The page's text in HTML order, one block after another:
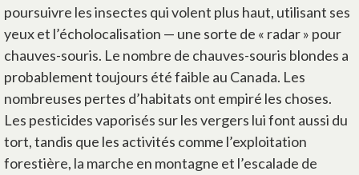
poursuivre les insectes qui volent plus haut, utilisant ses
yeux et l’écholocalisation — une sorte de « radar » pour
chauves-souris. Le nombre de chauves-souris blondes a
probablement toujours été faible au Canada. Les
nombreuses pertes d’habitats ont empiré les choses.
Les pesticides vaporisés sur les vergers lui font aussi du
tort, tandis que les activités comme l’exploitation
forestière, la marche en montagne et l’escalade de